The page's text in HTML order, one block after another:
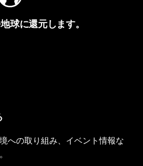
球に還元します。
への取り組み、イベント情報な